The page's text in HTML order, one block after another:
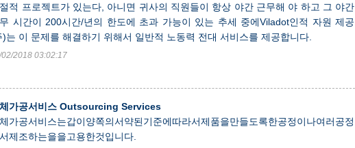
người lao động nước ngoài làm việc tại Việt Nam
Động Uy Tín – Nhanh Chóng – Đúng Quy Định | Vì Lao Động
Bộ Giáo dục và Đào tạo theo Báo cáo 219
적 프로젝트가 있는다, 아니면 귀사의 직원들이 항상 야간 근무해 야 하고 그 야간
시간이 200시간/년의 한도에 초과 가능이 있는 추세 중에Viladot인적 자원 제공
)는 이 문제를 해결하기 위해서 일반적 노동력 전대 서비스를 제공합니다.
02/2018 03:02:17
가공서비스 Outsourcing Services
가공서비스는갑이양쪽의서약된기준에따라서제품을만들도록한공정이나여러공정
제조하는을을고용한것입니다.